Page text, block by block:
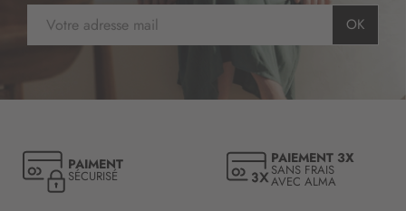
s
t
i
o
OK
PAIMENT
SÉCURISÉ
PAIEMENT 3X
SANS FRAIS
AVEC ALMA